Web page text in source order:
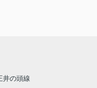
井の頭線